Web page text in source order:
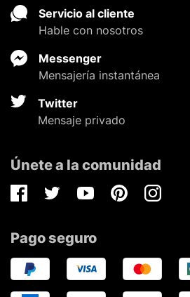
Servicio al cliente
Hable con nosotros
Messenger
Mensajería instantánea
Twitter
Mensaje privado
Únete a la comunidad
FacebookTwitterYoutubePinterestInstagram
Pago seguro